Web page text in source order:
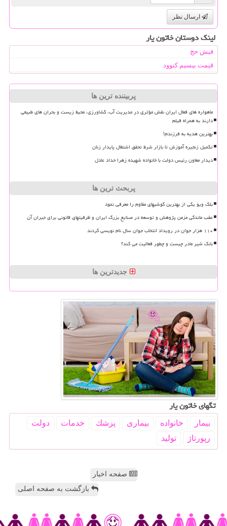
ارسال نظر
لینک دوستان خاتون یار
فیش حج
قیمت بیسیم کنوود
پربیننده ترین ها
ماهواره های فعال ایران نقش مؤثری در مدیریت آب، کشاورزی، محیط زیست و بحران های طبیعی
دارند به همراه فیلم
بهترین هدیه به فرزندم!
تکمیل زنجیره آموزش تا بازار شرط تحقق اشتغال پایدار زنان
دیدار معاون رئیس دولت با خانواده شهیده زهرا حداد عادل
پربحث ترین ها
بلک ویو یکی از بهترین گوشیهای مقاوم را معرفی نمود
عقب ماندگی مزمن پژوهش و توسعه در صنایع بزرگ ایران و ظرفیتهای قانونی برای جبران آن
۱۱۰ هزار جوان در رویداد انتخاب جوان سال نام نویسی کردند
بانک شیر مادر چیست و چطور فعالیت می کند؟
جدیدترین ها
تگهای خاتون یار
بیمار خانواده بیماری پزشك خدمات
دولت
رپورتاژ
تولید
صفحه اخبار
بازگشت به صفحه اصلی